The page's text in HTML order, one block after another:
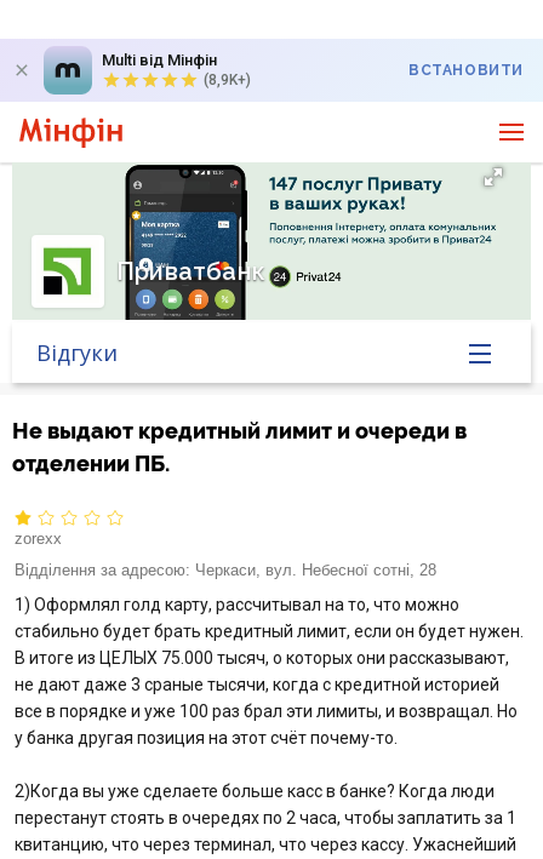
Multi від Мінфін
(8,9K+)
ВСТАНОВИТИ
Приватбанк
Банк у новинах
Курс валют у банку
Питання банку
Відгуки
Відгуки
Депозити
Депозити юр. осіб
Кредити для бізнеса
Не выдают кредитный лимит и очереди в
отделении ПБ.
zorexx
Відділення за адресою: Черкаси, вул. Небесної сотні, 28
1) Оформлял голд карту, рассчитывал на то, что можно
стабильно будет брать кредитный лимит, если он будет нужен.
В итоге из ЦЕЛЫХ 75.000 тысяч, о которых они рассказывают,
не дают даже 3 сраные тысячи, когда с кредитной историей
все в порядке и уже 100 раз брал эти лимиты, и возвращал. Но
у банка другая позиция на этот счёт почему-то.
2)Когда вы уже сделаете больше касс в банке? Когда люди
перестанут стоять в очередях по 2 часа, чтобы заплатить за 1
квитанцию, что через терминал, что через кассу. Ужаснейший